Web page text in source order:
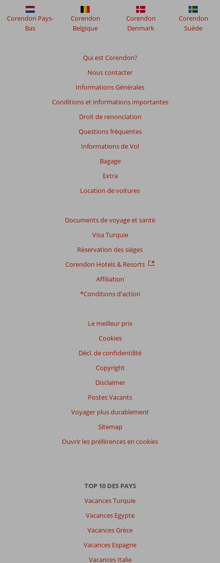
Qui est Corendon?
Nous contacter
Informations Générales
Conditions et informations importantes
Droit de renonciation
Questions fréquentes
Informations de Vol
Bagage
Extra
Location de voitures
Documents de voyage et santé
Visa Turquie
Réservation des sièges
Corendon Hotels & Resorts
Affiliation
*Conditions d'action
Le meilleur prix
Cookies
Décl. de confidentilité
Copyright
Disclaimer
Postes Vacants
Voyager plus durablement
Sitemap
Ouvrir les préférences en cookies
Corendon Pays-
Bas
Corendon
Belgique
Corendon
Denmark
Corendon
Suède
TOP 10 DES PAYS
Vacances Turquie
Vacances Egypte
Vacances Grèce
Vacances Espagne
Vacances Italie